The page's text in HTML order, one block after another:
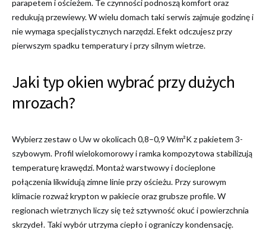
parapetem i ościeżem. Te czynności podnoszą komfort oraz
redukują przewiewy. W wielu domach taki serwis zajmuje godzinę i
nie wymaga specjalistycznych narzędzi. Efekt odczujesz przy
pierwszym spadku temperatury i przy silnym wietrze.
Jaki typ okien wybrać przy dużych
mrozach?
Wybierz zestaw o Uw w okolicach 0,8–0,9 W/m²K z pakietem 3-
szybowym. Profil wielokomorowy i ramka kompozytowa stabilizują
temperaturę krawędzi. Montaż warstwowy i docieplone
połączenia likwidują zimne linie przy ościeżu. Przy surowym
klimacie rozważ krypton w pakiecie oraz grubsze profile. W
regionach wietrznych liczy się też sztywność okuć i powierzchnia
skrzydeł. Taki wybór utrzyma ciepło i ograniczy kondensację.